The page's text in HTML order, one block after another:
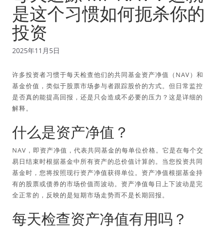
是这个习惯如何扼杀你的
投资
2025年11月5日
许多投资者习惯于每天检查他们的共同基金资产净值（NAV）和
基金价值，类似于股票市场参与者跟踪股价的方式。但日常监控
是否真的能提高回报，还是只会造成不必要的压力？这是详细的
解释。
什么是资产净值？
NAV，即资产净值，代表共同基金的每单位价格。它是在每个交
易日结束时根据基金中所有资产的总价值计算的。当您投资共同
基金时，您将按照现行资产净值获得单位。资产净值根据基金持
有的股票或债券的市场价值而波动。资产净值每日上下波动是完
全正常的，反映的是短期市场走势而不是长期回报。
每天检查资产净值有用吗？